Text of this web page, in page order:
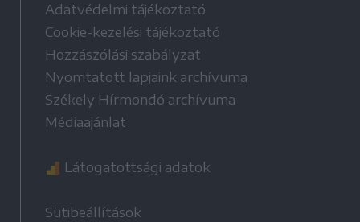
Adatvédelmi tájékoztató
Cookie-kezelési tájékoztató
Hozzászólási szabályzat
Nyomtatott lapjaink archívuma
Székely Hírmondó archívuma
Médiaajánlat
Látogatottsági adatok
Sütibeállítások